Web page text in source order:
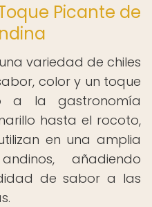
Picante de
variedad de chiles
color y un toque
a la gastronomía
hasta el rocoto,
en una amplia
añadiendo
de sabor a las